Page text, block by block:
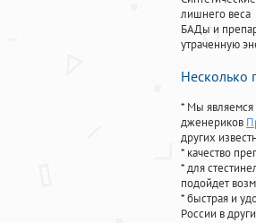
лишнего веса
БАДы и
утраченную
Несколько
* Мы являемся
дженериков
других
* качество
* для
подойдет
* быстрая и
России в